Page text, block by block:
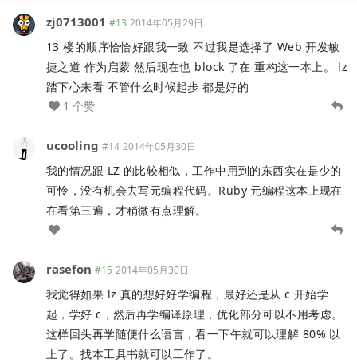
zj0713001 #13 2014年05月29日
13 楼的顺序恰恰好跟我一致 不过我是选择了 Web 开发敏
捷之道 作为启蒙 然后现在也 block 了在 重构这一本上。 lz
踏下心来看 不管什么时候起步 都是好的
1 个赞
ucooling #14 2014年05月30日
我的情况跟 LZ 的比较相似，工作中用到的东西实在是少的
可怜，没有机会去写元编程代码。Ruby 元编程这本上现在
在看第三遍，才稍微有点理解。
rasefon #15 2014年05月30日
我觉得如果 lz 真的想好好学编程，最好还是从 c 开始学
起，学好 c，然后再学编译原理，优化部分可以不用考虑。
这样回头再学随便什么语言，看一下午就可以理解 80% 以
上了。找本工具书就可以工作了。